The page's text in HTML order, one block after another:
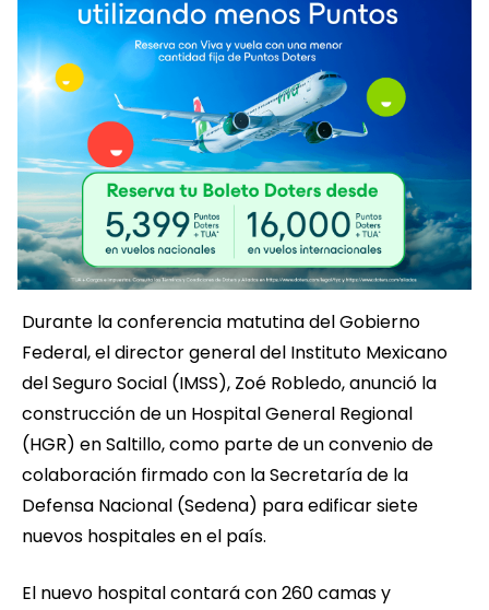
Durante la conferencia matutina del Gobierno
Federal, el director general del Instituto Mexicano
del Seguro Social (IMSS), Zoé Robledo, anunció la
construcción de un Hospital General Regional
(HGR) en Saltillo, como parte de un convenio de
colaboración firmado con la Secretaría de la
Defensa Nacional (Sedena) para edificar siete
nuevos hospitales en el país.
El nuevo hospital contará con 260 camas y